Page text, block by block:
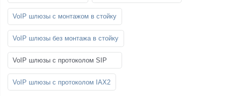
VoIP шлюзы с монтажом в стойку
VoIP шлюзы без монтажа в стойку
VoIP шлюзы с протоколом SIP
VoIP шлюзы с протоколом IAX2